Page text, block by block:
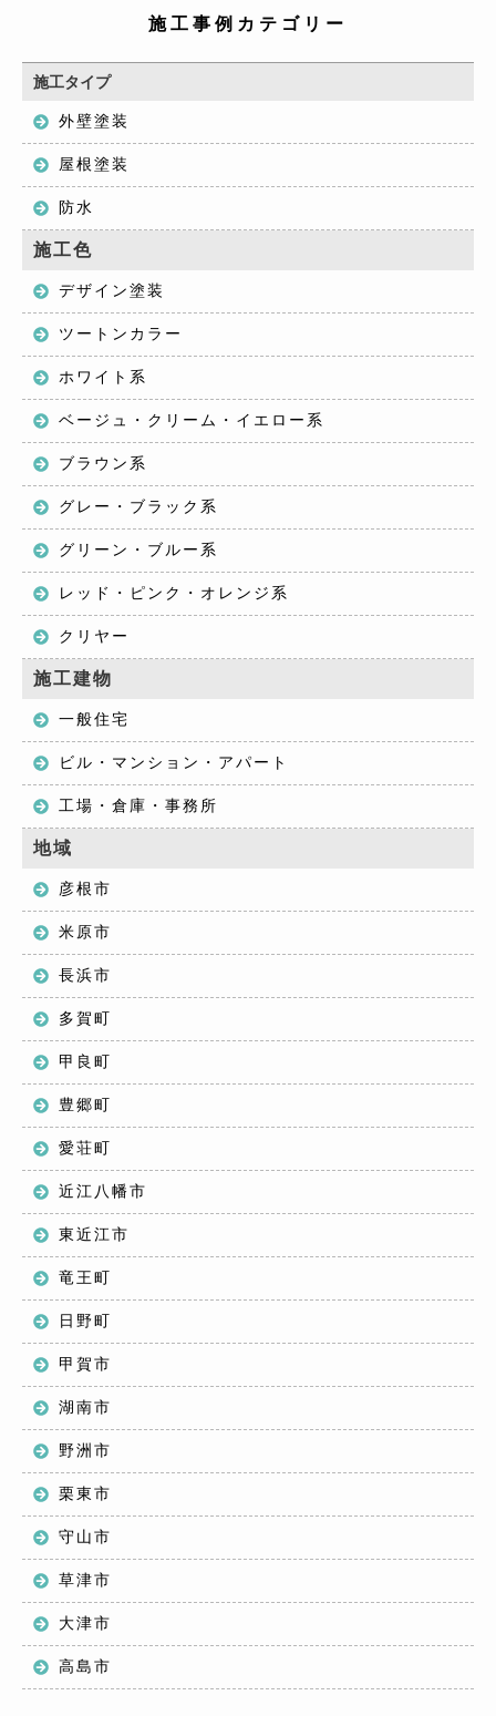
施工事例カテゴリー
施工タイプ
外壁塗装
屋根塗装
防水
施工色
デザイン塗装
ツートンカラー
ホワイト系
ベージュ・クリーム・イエロー系
ブラウン系
グレー・ブラック系
グリーン・ブルー系
レッド・ピンク・オレンジ系
クリヤー
施工建物
一般住宅
ビル・マンション・アパート
工場・倉庫・事務所
地域
彦根市
米原市
長浜市
多賀町
甲良町
豊郷町
愛荘町
近江八幡市
東近江市
竜王町
日野町
甲賀市
湖南市
野洲市
栗東市
守山市
草津市
大津市
高島市